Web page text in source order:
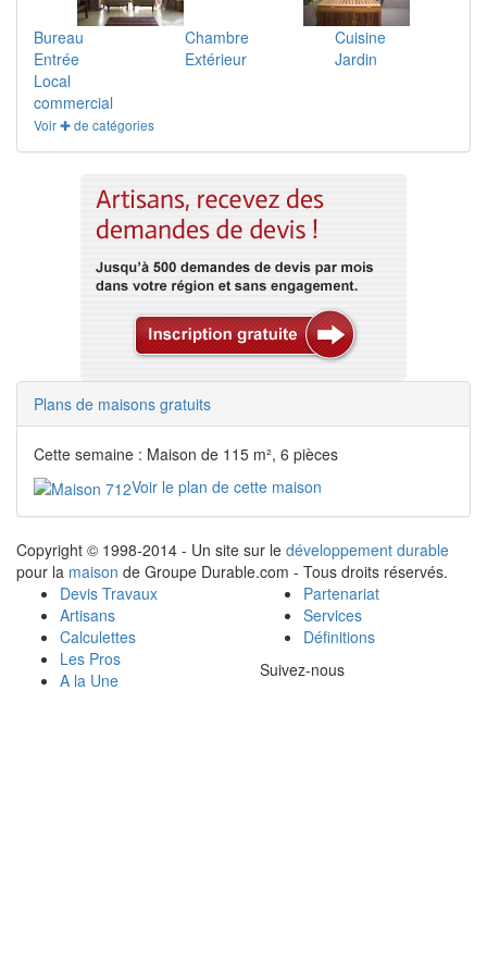
Bureau Chambre
Cuisine
Entrée
Extérieur
Jardin
Local
commercial
Voir ✚ de catégories
Plans de maisons gratuits
Cette semaine : Maison de 115 m², 6 pièces
Voir le plan de cette maison
Copyright © 1998-2014 - Un site sur le développement durable
pour la maison de Groupe Durable.com - Tous droits réservés.
Devis Travaux
Artisans
Calculettes
Les Pros
A la Une
Partenariat
Services
Définitions
Suivez-nous